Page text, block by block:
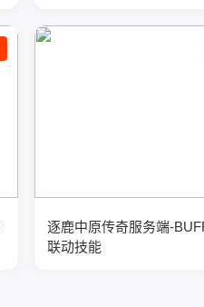
逐鹿中原传奇服务端-
联动技能